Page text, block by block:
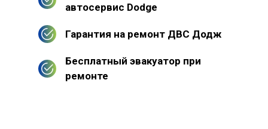
автосервис Dodge
Гарантия на ремонт ДВС Додж
Бесплатный эвакуатор при
ремонте